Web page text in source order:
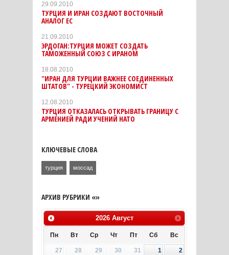
29.09.2010
ТУРЦИЯ И ИРАН СОЗДАЮТ ВОСТОЧНЫЙ
АНАЛОГ ЕС
21.09.2010
ЭРДОГАН:ТУРЦИЯ МОЖЕТ СОЗДАТЬ
ТАМОЖЕННЫЙ СОЮЗ С ИРАНОМ
18.08.2010
"ИРАН ДЛЯ ТУРЦИИ ВАЖНЕЕ СОЕДИНЕННЫХ
ШТАТОВ" - ТУРЕЦКИЙ ЭКОНОМИСТ
12.08.2010
ТУРЦИЯ ОТКАЗАЛАСЬ ОТКРЫВАТЬ ГРАНИЦУ С
АРМЕНИЕЙ РАДИ УЧЕНИЙ НАТО
КЛЮЧЕВЫЕ СЛОВА
турция моссад
АРХИВ РУБРИКИ «»
2026 Август
Пн Вт Ср Чт Пт Сб Вс
27 28 29 30 31 1
2